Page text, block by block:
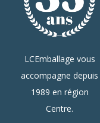
LCEmballage vous
accompagne depuis
1989 en région
Centre.